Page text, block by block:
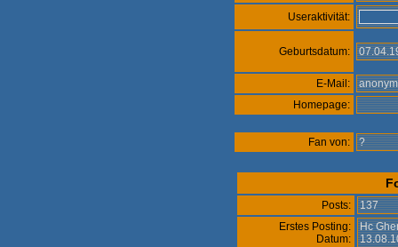
Useraktivität:
Geburtsdatum:
E-Mail:
Homepage:
Fan von: ?
Posts:
137
Erstes Posting:
Datum:
Hc